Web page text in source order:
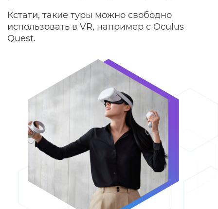
Кстати, такие туры можно свободно
использовать в VR, например с Oculus
Quest.